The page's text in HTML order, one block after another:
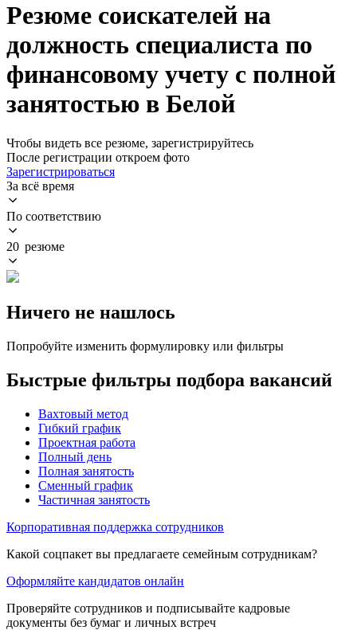
Резюме соискателей на
должность специалиста по
финансовому учету с полной
занятостью в Белой
Чтобы видеть все резюме, зарегистрируйтесь
После регистрации откроем фото
Зарегистрироваться
За всё время
По соответствию
20 резюме
Ничего не нашлось
Попробуйте изменить формулировку или фильтры
Быстрые фильтры подбора вакансий
Вахтовый метод
Гибкий график
Проектная работа
Полный день
Полная занятость
Сменный график
Частичная занятость
Корпоративная поддержка сотрудников
Какой соцпакет вы предлагаете семейным сотрудникам?
Оформляйте кандидатов онлайн
Проверяйте сотрудников и подписывайте кадровые
документы без бумаг и личных встреч